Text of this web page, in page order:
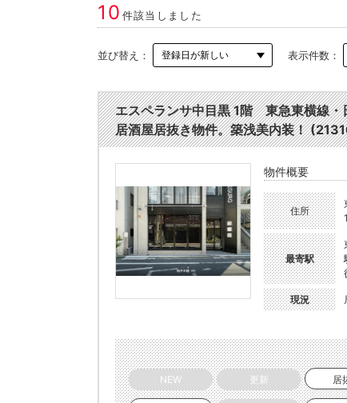
10 件該当しました
並び替え： 表示件数：
エスペランサ中目黒 1階 東急東横線・
居酒屋居抜き物件。築浅美内装！
物件概要
住所
最寄駅
現況
NEW 更新 居